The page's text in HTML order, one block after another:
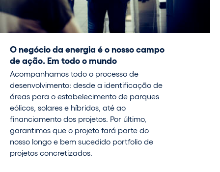
O negócio da energia é o nosso campo
de ação. Em todo o mundo
Acompanhamos todo o processo de
desenvolvimento: desde a identificação de
áreas para o estabelecimento de parques
eólicos, solares e híbridos, até ao
financiamento dos projetos. Por último,
garantimos que o projeto fará parte do
nosso longo e bem sucedido portfolio de
projetos concretizados.